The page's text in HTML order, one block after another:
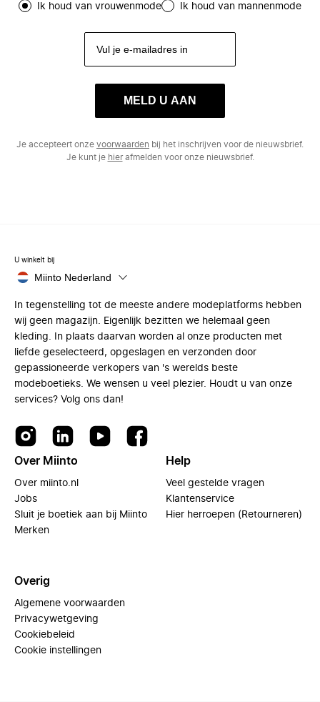
Ik houd van vrouwenmode Ik houd van mannenmode
MELD U AAN
Je accepteert onze voorwaarden bij het inschrijven voor de nieuwsbrief.
Je kunt je hierafmelden voor onze nieuwsbrief.
U winkelt bij
Miinto Nederland
In tegenstelling tot de meeste andere modeplatforms hebben
wij geen magazijn. Eigenlijk bezitten we helemaal geen
kleding. In plaats daarvan worden al onze producten met
liefde geselecteerd, opgeslagen en verzonden door
gepassioneerde verkopers van 's werelds beste
modeboetieks. We wensen u veel plezier. Houdt u van onze
services? Volg ons dan!
Over Miinto
Over miinto.nl
Jobs
Sluit je boetiek aan bij Miinto
Merken
Help
Veel gestelde vragen
Klantenservice
Hier herroepen (Retourneren)
Overig
Algemene voorwaarden
Privacywetgeving
Cookiebeleid
Cookie instellingen